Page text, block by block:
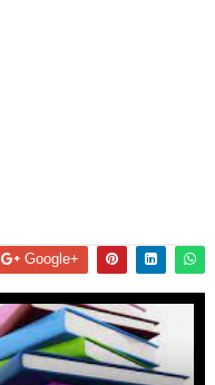
Google+